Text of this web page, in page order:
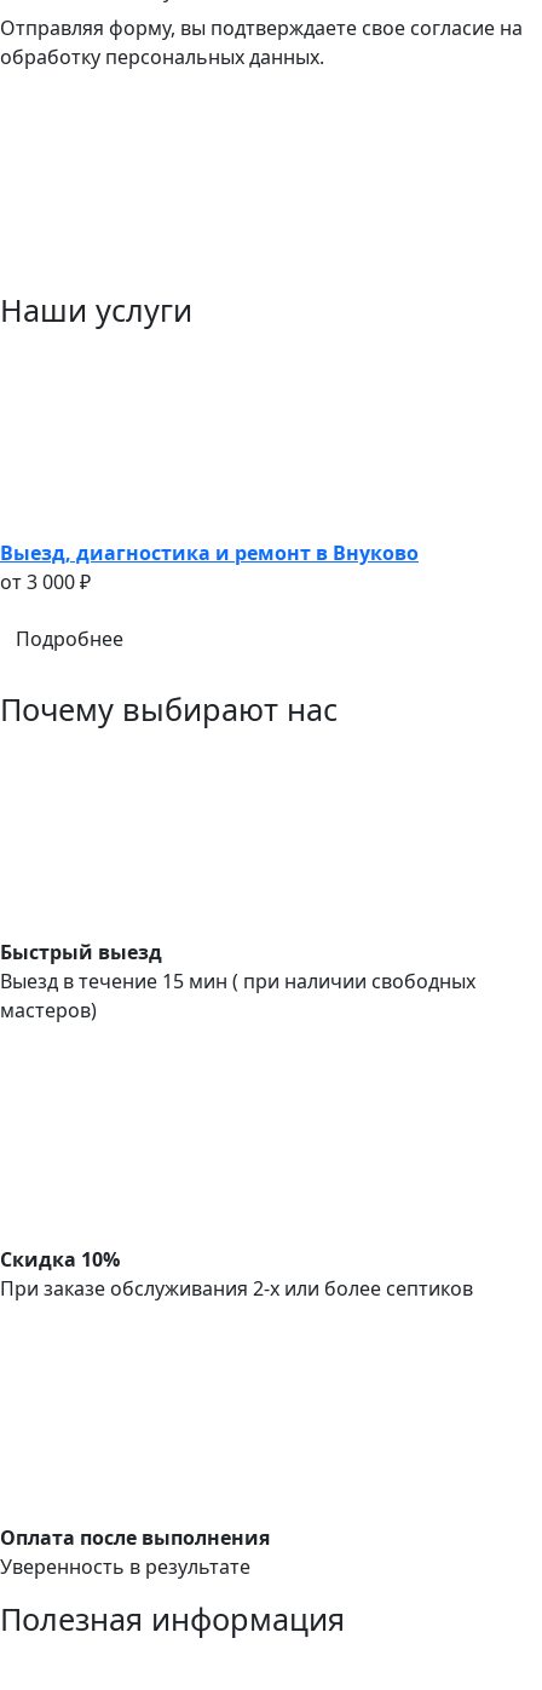
Отправляя форму, вы подтверждаете свое согласие на
обработку персональных данных.
Наши услуги
Выезд, диагностика и ремонт в Внуково
oт 3 000 ₽
Подробнее
Почему выбирают нас
Быстрый выезд
Выезд в течение 15 мин ( при наличии свободных
мастеров)
Скидка 10%
При заказе обслуживания 2-х или более септиков
Оплата после выполнения
Уверенность в результате
Полезная информация